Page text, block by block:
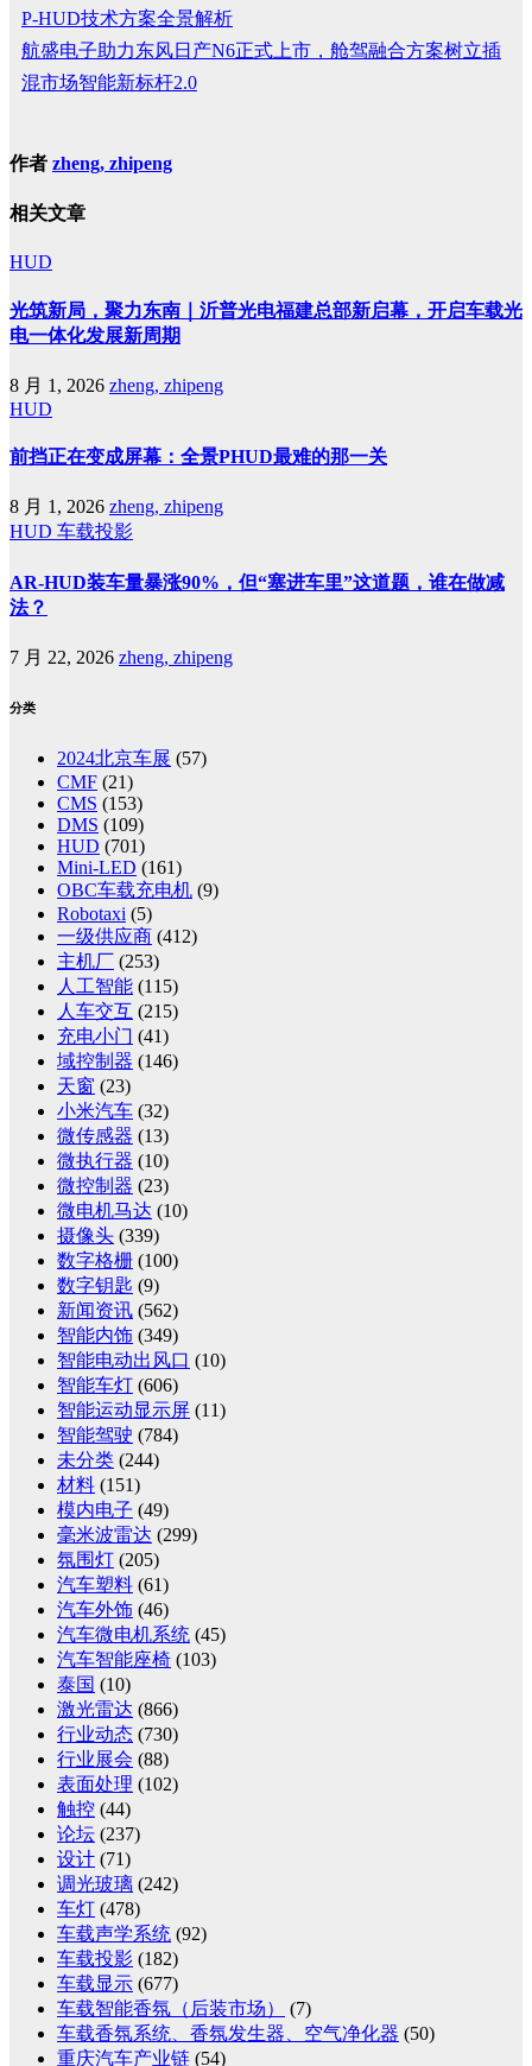
P-HUD技术方案全景解析
航盛电子助力东风日产N6正式上市，舱驾融合方案树立插
混市场智能新标杆2.0
作者 zheng, zhipeng
相关文章
HUD
光筑新局，聚力东南｜沂普光电福建总部新启幕，开启车载光
电一体化发展新周期
8 月 1, 2026 zheng, zhipeng
HUD
前挡正在变成屏幕：全景PHUD最难的那一关
8 月 1, 2026 zheng, zhipeng
HUD 车载投影
AR-HUD装车量暴涨90%，但“塞进车里”这道题，谁在做减
法？
7 月 22, 2026 zheng, zhipeng
分类
2024北京车展 (57)
CMF (21)
CMS (153)
DMS (109)
HUD (701)
Mini-LED (161)
OBC车载充电机 (9)
Robotaxi (5)
一级供应商 (412)
主机厂 (253)
人工智能 (115)
人车交互 (215)
充电小门 (41)
域控制器 (146)
天窗 (23)
小米汽车 (32)
微传感器 (13)
微执行器 (10)
微控制器 (23)
微电机马达 (10)
摄像头 (339)
数字格栅 (100)
数字钥匙 (9)
新闻资讯 (562)
智能内饰 (349)
智能电动出风口 (10)
智能车灯 (606)
智能运动显示屏 (11)
智能驾驶 (784)
未分类 (244)
材料 (151)
模内电子 (49)
毫米波雷达 (299)
氛围灯 (205)
汽车塑料 (61)
汽车外饰 (46)
汽车微电机系统 (45)
汽车智能座椅 (103)
泰国 (10)
激光雷达 (866)
行业动态 (730)
行业展会 (88)
表面处理 (102)
触控 (44)
论坛 (237)
设计 (71)
调光玻璃 (242)
车灯 (478)
车载声学系统 (92)
车载投影 (182)
车载显示 (677)
车载智能香氛（后装市场）
(7)
车载香氛系统、香氛发生器、空气净化器 (50)
重庆汽车产业链 (54)